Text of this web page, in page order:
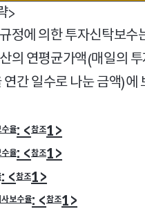
>
정에 의한 투자신탁보수
의 연평균가액(매일의
연간 일수로 나눈 금액)에
율: <참조1>
율: <참조1>
: <참조1>
보수율: <참조1>